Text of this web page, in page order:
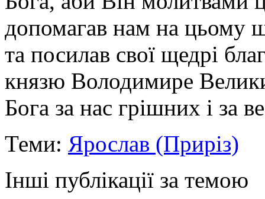
допомагав нам на цьому
та посилав свої щедрі
князю Володимире
Бога за нас грішних і за
Теми: Ярослав (Приріз)
Інші публікації за темою